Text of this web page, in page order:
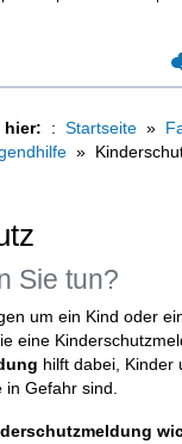
hier: Startseite
Sie tun?
um ein Kind oder
eine
hilft dabei, Kinder
in Gefahr sind.